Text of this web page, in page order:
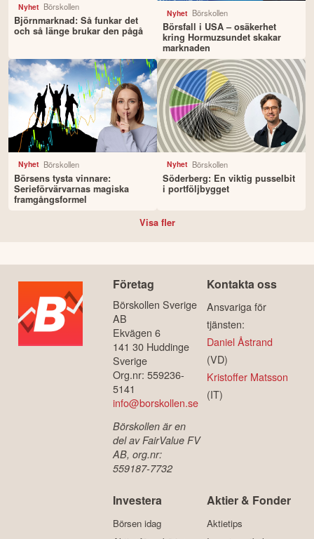
Nyhet Börskollen
Björnmarknad: Så funkar det
och så länge brukar den pågå
Nyhet Börskollen
Börsfall i USA – osäkerhet
kring Hormuzsundet skakar
marknaden
Nyhet Börskollen
Börsens tysta vinnare:
Serieförvärvarnas magiska
framgångsformel
Nyhet Börskollen
Söderberg: En viktig pusselbit
i portföljbygget
Visa fler
Företag
Börskollen Sverige
AB
Ekvägen 6
141 30 Huddinge
Sverige
Org.nr: 559236-
5141
info@borskollen.se
Börskollen är en
del av FairValue FV
AB, org.nr:
559187-7732
Kontakta oss
Ansvariga för
tjänsten:
Daniel Åstrand
(VD)
Kristoffer Matsson
(IT)
Investera
Börsen idag
Aktier & Fonder
Aktietips